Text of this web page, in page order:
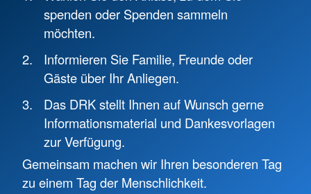
spenden oder Spenden sammeln
möchten.
Informieren Sie Familie, Freunde oder
Gäste über Ihr Anliegen.
Das DRK stellt Ihnen auf Wunsch gerne
Informationsmaterial und Dankesvorlagen
zur Verfügung.
Gemeinsam machen wir Ihren besonderen Tag
zu einem Tag der Menschlichkeit.